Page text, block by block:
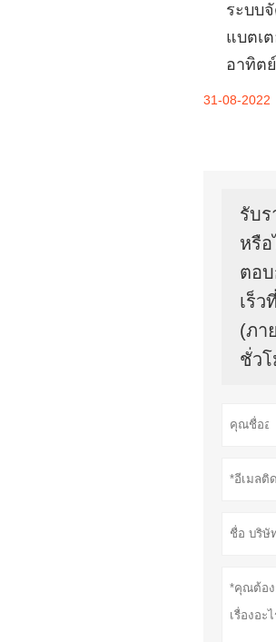
ระบบ
แบตเ
อาทิต
31-08-2022
รับ
หรือ
ตอ
เร็ว
(ภา
ชั่วโ